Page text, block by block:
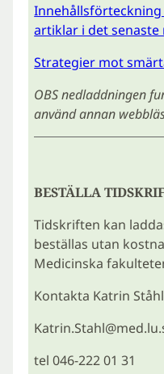
artiklar i det
Strategier mot
OBS nedladdningen
använd annan
BESTÄLLA
Tidskriften kan
beställas utan
Medicinska
Kontakta Katrin
tel 046-222 01 31